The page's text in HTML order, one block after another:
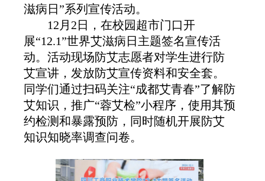
滋病日”系列宣传活动。
12月2日，在校园超市门口开
展“12.1”世界艾滋病日主题签名宣传活
动。活动现场防艾志愿者对学生进行防
艾宣讲，发放防艾宣传资料和安全套。
同学们通过扫码关注“成都艾青春”了解防
艾知识，推广“蓉艾检”小程序，使用其预
约检测和暴露预防，同时随机开展防艾
知识知晓率调查问卷。